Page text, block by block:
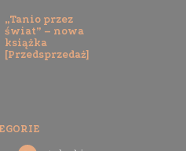
„Tanio przez
świat” – nowa
książka
[Przedsprzedaż]